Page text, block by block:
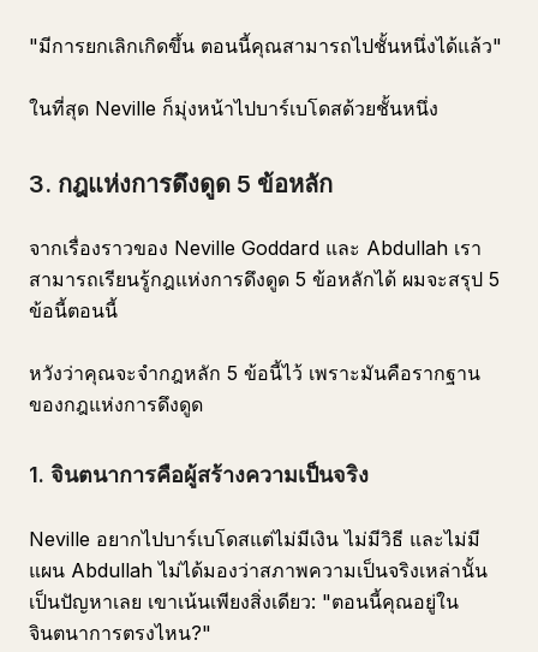
"มีการยกเลิกเกิดขึ้น ตอนนี้คุณสามารถไปชั้นหนึ่งได้แล้ว"
ในที่สุด Neville ก็มุ่งหน้าไปบาร์เบโดสด้วยชั้นหนึ่ง
3. กฎแห่งการดึงดูด 5 ข้อหลัก
จากเรื่องราวของ Neville Goddard และ Abdullah เรา
สามารถเรียนรู้กฎแห่งการดึงดูด 5 ข้อหลักได้ ผมจะสรุป 5
ข้อนี้ตอนนี้
หวังว่าคุณจะจำกฎหลัก 5 ข้อนี้ไว้ เพราะมันคือรากฐาน
ของกฎแห่งการดึงดูด
1. จินตนาการคือผู้สร้างความเป็นจริง
Neville อยากไปบาร์เบโดสแต่ไม่มีเงิน ไม่มีวิธี และไม่มี
แผน Abdullah ไม่ได้มองว่าสภาพความเป็นจริงเหล่านั้น
เป็นปัญหาเลย เขาเน้นเพียงสิ่งเดียว: "ตอนนี้คุณอยู่ใน
จินตนาการตรงไหน?"